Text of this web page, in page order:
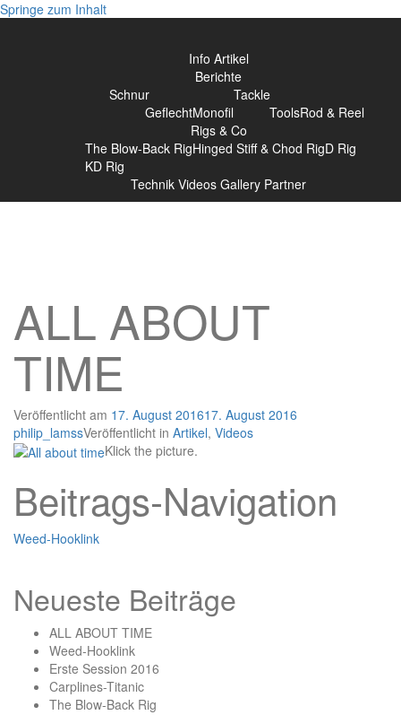
Springe zum Inhalt
Info Artikel
Berichte
Schnur
GeflechtMonofil
Tackle
ToolsRod & Reel
Rigs & Co
The Blow-Back RigHinged Stiff & Chod RigD Rig
KD Rig
Technik Videos Gallery Partner
ALL ABOUT
TIME
Veröffentlicht am 17. August 201617. August 2016
philip_lamssVeröffentlicht in Artikel, Videos
Klick the picture.
Beitrags-Navigation
Weed-Hooklink
Neueste Beiträge
ALL ABOUT TIME
Weed-Hooklink
Erste Session 2016
Carplines-Titanic
The Blow-Back Rig